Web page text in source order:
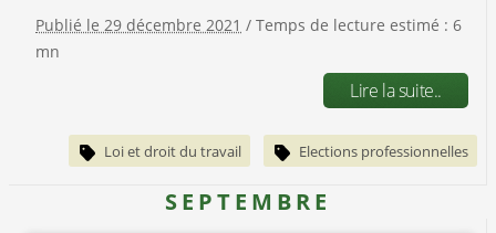
Publié le 29 décembre 2021 / Temps de lecture estimé : 6
mn
Lire la suite..
Loi et droit du travail Elections professionnelles
SEPTEMBRE